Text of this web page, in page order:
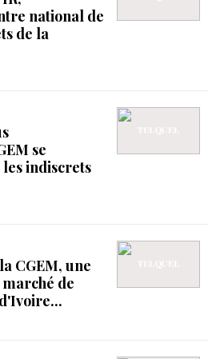
national de
de la
se
les indiscrets
CGEM, une
de